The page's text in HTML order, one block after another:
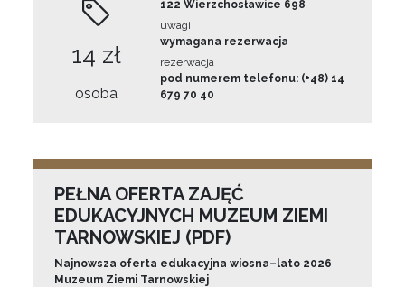
14 zł
osoba
122 Wierzchosławice 698
uwagi
wymagana rezerwacja
rezerwacja
pod numerem telefonu: (+48) 14
679 70 40
PEŁNA OFERTA ZAJĘĆ
EDUKACYJNYCH MUZEUM ZIEMI
TARNOWSKIEJ (PDF)
Najnowsza oferta edukacyjna wiosna–lato 2026
Muzeum Ziemi Tarnowskiej